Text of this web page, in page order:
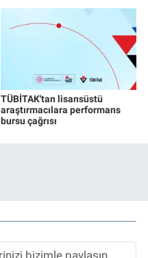
TÜBİTAK'tan lisansüstü
araştırmacılara performans
bursu çağrısı